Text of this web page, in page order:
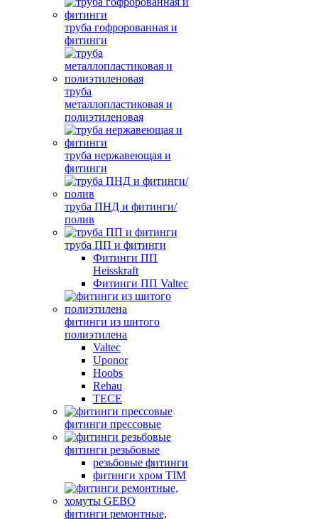
труба гофророванная и
фитинги
труба
металлопластиковая и
полиэтиленовая
труба нержавеющая и
фитинги
труба ПНД и фитинги/
полив
труба ПП и фитинги
Фитинги ПП
Heisskraft
Фитинги ПП Valtec
фитинги из шитого
полиэтилена
Valtec
Uponor
Hoobs
Rehau
TECE
фитинги прессовые
фитинги резьбовые
резьбовые фитинги
фитинги хром TIM
фитинги ремонтные,